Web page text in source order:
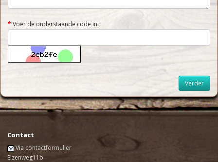
Voer de onderstaande code in:
Contact
Via contactformulier
Elzenweg11b